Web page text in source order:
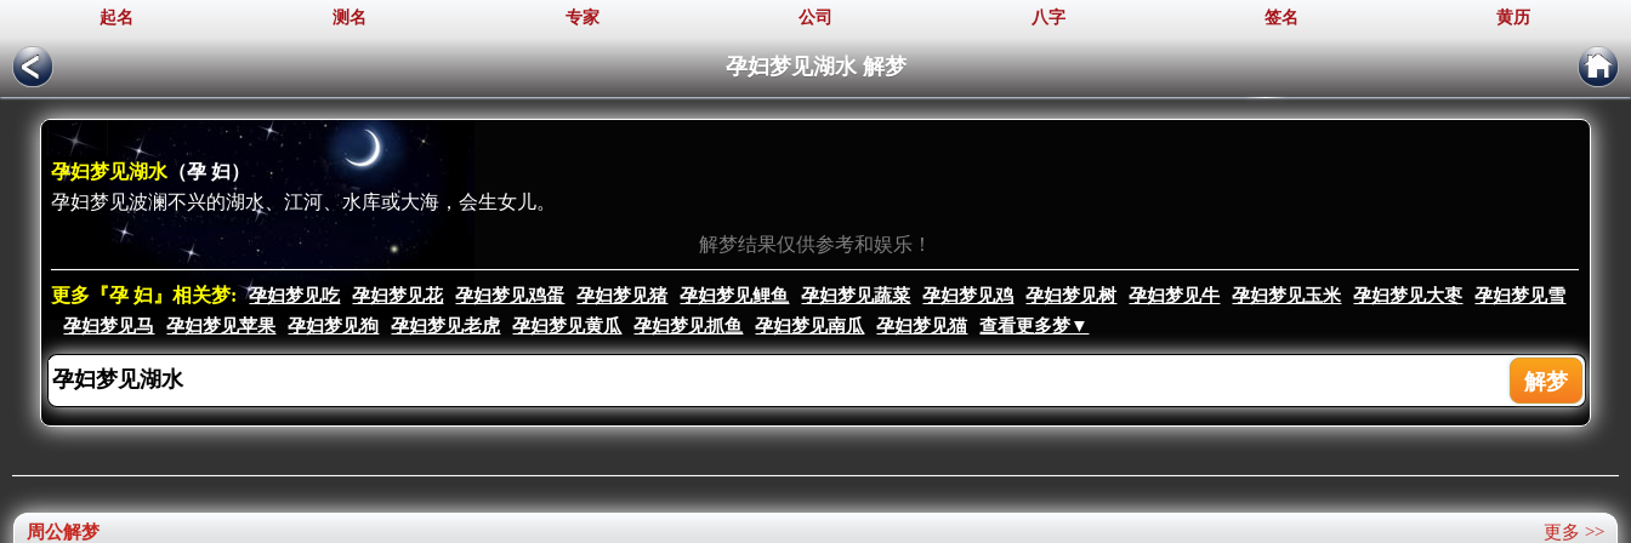
起名 测名 专家 公司 八字 签名 黄历
孕妇梦见湖水 解梦
孕妇梦见湖水 （孕 妇）
孕妇梦见波澜不兴的湖水、江河、水库或大海，会生女儿。
解梦结果仅供参考和娱乐！
更多『孕 妇』相关梦: 孕妇梦见吃 孕妇梦见花 孕妇梦见鸡蛋 孕妇梦见猪 孕妇梦见鲤鱼 孕妇梦见蔬菜 孕妇梦见鸡 孕妇梦见树 孕妇梦见牛 孕妇梦见玉米 孕妇梦见大枣
孕妇梦见雪
孕妇梦见马
孕妇梦见苹果 孕妇梦见狗 孕妇梦见老虎 孕妇梦见黄瓜 孕妇梦见抓鱼 孕妇梦见南瓜 孕妇梦见猫 查看更多梦▼
更多 >>
周公解梦